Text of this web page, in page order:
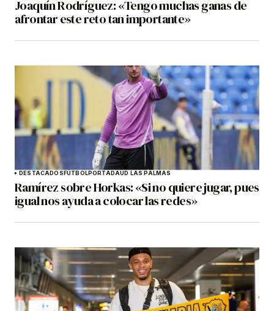
Joaquín Rodríguez: «Tengo muchas ganas de
afrontar este reto tan importante»
DESTACADOSFÚTBOLPORTADAUD LAS PALMAS
Ramírez sobre Horkas: «Si no quiere jugar, pues
igual nos ayuda a colocar las redes»